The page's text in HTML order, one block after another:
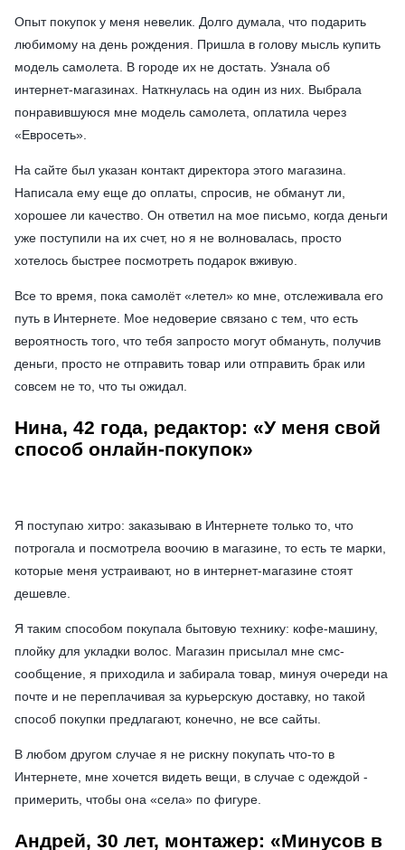
Опыт покупок у меня невелик. Долго думала, что подарить
любимому на день рождения. Пришла в голову мысль купить
модель самолета. В городе их не достать. Узнала об
интернет-магазинах. Наткнулась на один из них. Выбрала
понравившуюся мне модель самолета, оплатила через
«Евросеть».
На сайте был указан контакт директора этого магазина.
Написала ему еще до оплаты, спросив, не обманут ли,
хорошее ли качество. Он ответил на мое письмо, когда деньги
уже поступили на их счет, но я не волновалась, просто
хотелось быстрее посмотреть подарок вживую.
Все то время, пока самолёт «летел» ко мне, отслеживала его
путь в Интернете. Мое недоверие связано с тем, что есть
вероятность того, что тебя запросто могут обмануть, получив
деньги, просто не отправить товар или отправить брак или
совсем не то, что ты ожидал.
Нина, 42 года, редактор: «У меня свой
способ онлайн-покупок»
Я поступаю хитро: заказываю в Интернете только то, что
потрогала и посмотрела воочию в магазине, то есть те марки,
которые меня устраивают, но в интернет-магазине стоят
дешевле.
Я таким способом покупала бытовую технику: кофе-машину,
плойку для укладки волос. Магазин присылал мне смс-
сообщение, я приходила и забирала товар, минуя очереди на
почте и не переплачивая за курьерскую доставку, но такой
способ покупки предлагают, конечно, не все сайты.
В любом другом случае я не рискну покупать что-то в
Интернете, мне хочется видеть вещи, в случае с одеждой -
примерить, чтобы она «села» по фигуре.
Андрей, 30 лет, монтажер: «Минусов в